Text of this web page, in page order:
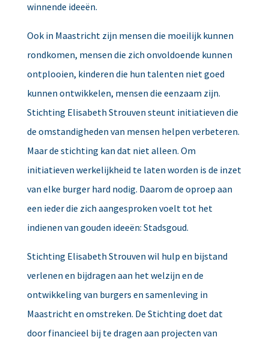
winnende ideeën.
Ook in Maastricht zijn mensen die moeilijk kunnen
rondkomen, mensen die zich onvoldoende kunnen
ontplooien, kinderen die hun talenten niet goed
kunnen ontwikkelen, mensen die eenzaam zijn.
Stichting Elisabeth Strouven steunt initiatieven die
de omstandigheden van mensen helpen verbeteren.
Maar de stichting kan dat niet alleen. Om
initiatieven werkelijkheid te laten worden is de inzet
van elke burger hard nodig. Daarom de oproep aan
een ieder die zich aangesproken voelt tot het
indienen van gouden ideeën: Stadsgoud.
Stichting Elisabeth Strouven wil hulp en bijstand
verlenen en bijdragen aan het welzijn en de
ontwikkeling van burgers en samenleving in
Maastricht en omstreken. De Stichting doet dat
door financieel bij te dragen aan projecten van